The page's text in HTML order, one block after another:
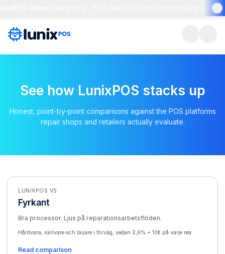
30 min genomgång + live
See how LunixPOS stacks up
Honest, point-by-point comparisons against the POS platforms
repair shops and retailers actually evaluate.
LUNIXPOS VS
Fyrkant
Bra processor. Ljus på reparationsarbetsflöden.
Hårdvara, skrivare och läsare i förväg, sedan 2,6% + 10¢ på varje rea
Read comparison